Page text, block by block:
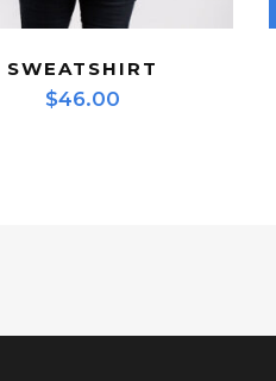
SWEATSHIRT
$46.00